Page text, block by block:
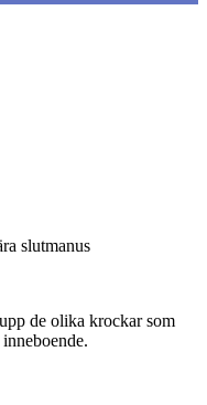
slutmanus
de olika krockar som